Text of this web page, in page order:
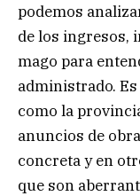
podemos
de los ingresos,
mago para
administrado.
como la
anuncios de
concreta y en
que son